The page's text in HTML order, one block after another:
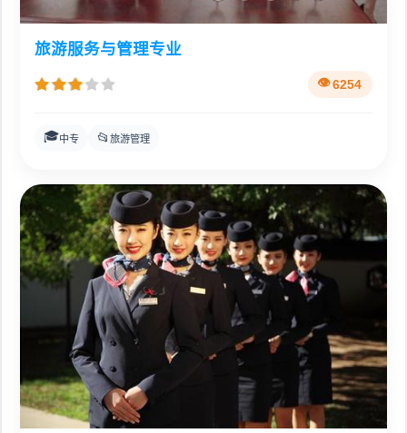
旅游服务与管理专业
6254
🎓中专 📂 旅游管理